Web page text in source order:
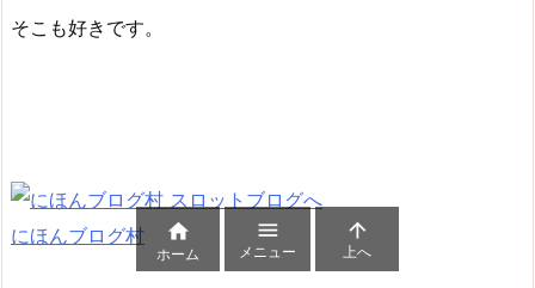
そこも好きです。
にほんブログ村 
ホーム

メニュー

上へ